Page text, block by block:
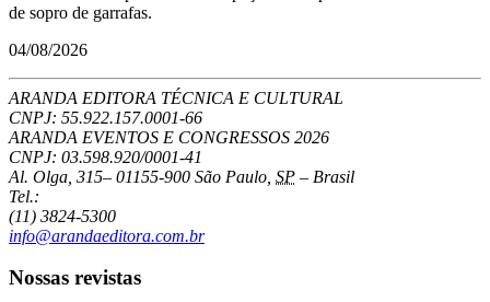
de sopro de garrafas.
04/08/2026
ARANDA EDITORA TÉCNICA E CULTURAL
CNPJ: 55.922.157.0001-66
ARANDA EVENTOS E CONGRESSOS 2026
CNPJ: 03.598.920/0001-41
Al. Olga, 315– 01155-900 São Paulo SP – Brasil
Tel.:
(11) 3824-5300
info@arandaeditora.com.br
Nossas revistas